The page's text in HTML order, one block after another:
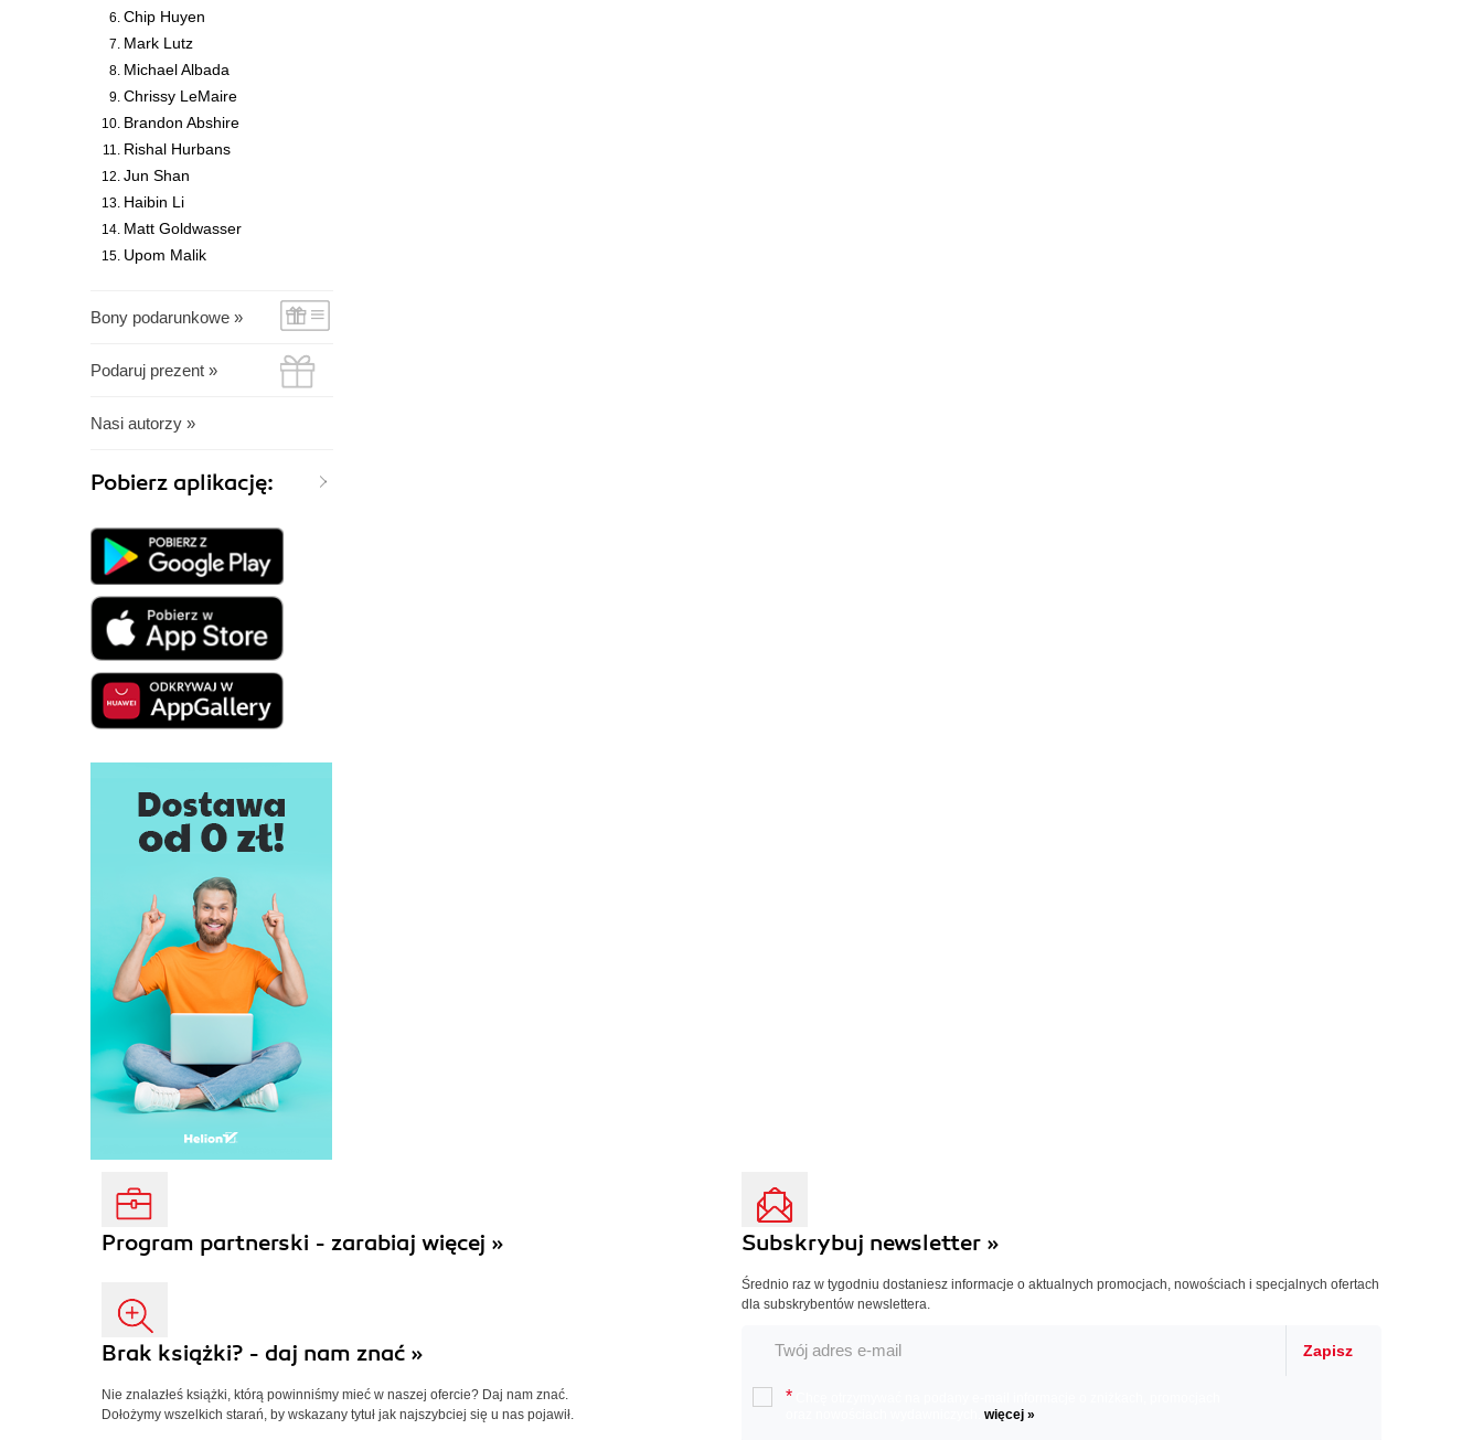
Chip Huyen
Mark Lutz
Michael Albada
Chrissy LeMaire
Brandon Abshire
Rishal Hurbans
Jun Shan
Haibin Li
Matt Goldwasser
Upom Malik
Bony podarunkowe »
Podaruj prezent »
Nasi autorzy »
Pobierz aplikację:
Program partnerski - zarabiaj więcej »
Brak książki? - daj nam znać »
Nie znalazłeś książki, którą powinniśmy mieć w naszej ofercie? Daj nam znać.
Dołożymy wszelkich starań, by wskazany tytuł jak najszybciej się u nas pojawił.
Subskrybuj newsletter »
Średnio raz w tygodniu dostaniesz informacje o aktualnych promocjach, nowościach i specjalnych ofertach
dla subskrybentów newslettera.
Zapisz
*
więcej »